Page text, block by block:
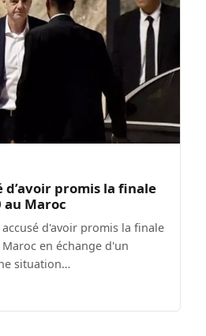
promis la finale
au Maroc
d'avoir promis la finale
en échange d'un
situation…